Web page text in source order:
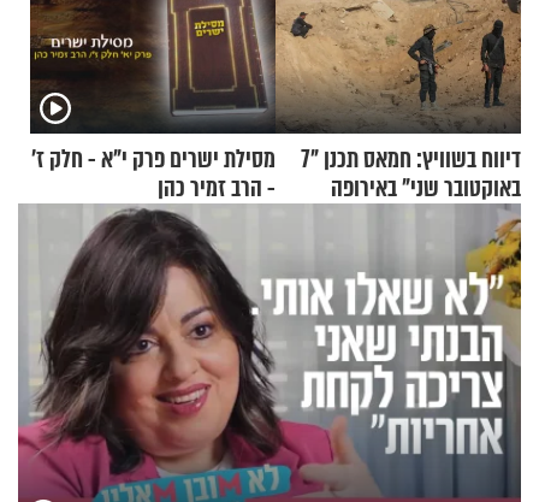
דיווח בשוויץ: חמאס תכנן "7
באוקטובר שני" באירופה
מסילת ישרים פרק י"א - חלק ז’
- הרב זמיר כהן